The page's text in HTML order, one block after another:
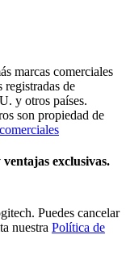
marcas comerciales
registradas de
y otros países.
son propiedad de
exclusivas.
Puedes cancelar
nuestra Política de